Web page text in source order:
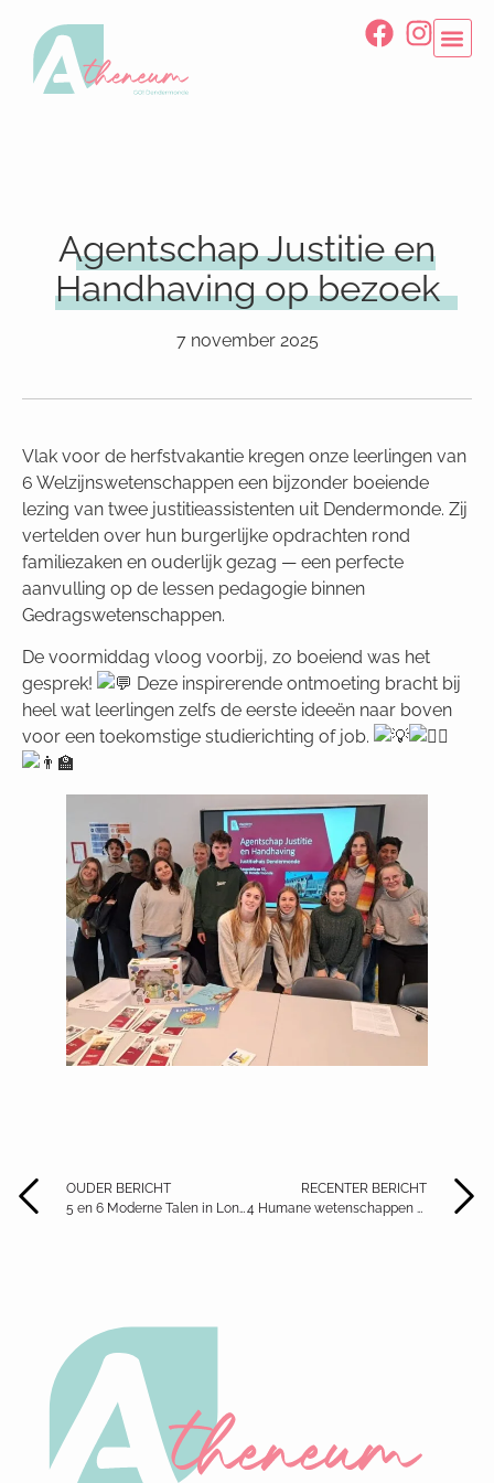
Agentschap Justitie en
Handhaving op bezoek
7 november 2025
Vlak voor de herfstvakantie kregen onze leerlingen van
6 Welzijnswetenschappen een bijzonder boeiende
lezing van twee justitieassistenten uit Dendermonde. Zij
vertelden over hun burgerlijke opdrachten rond
familiezaken en ouderlijk gezag — een perfecte
aanvulling op de lessen pedagogie binnen
Gedragswetenschappen.
De voormiddag vloog voorbij, zo boeiend was het
gesprek!
Deze inspirerende ontmoeting bracht bij
heel wat leerlingen zelfs de eerste ideeën naar boven
voor een toekomstige studierichting of job.
OUDER BERICHT
5 en 6 Moderne Talen in Londen
RECENTER BERICHT
4 Humane wetenschappen op uitstap